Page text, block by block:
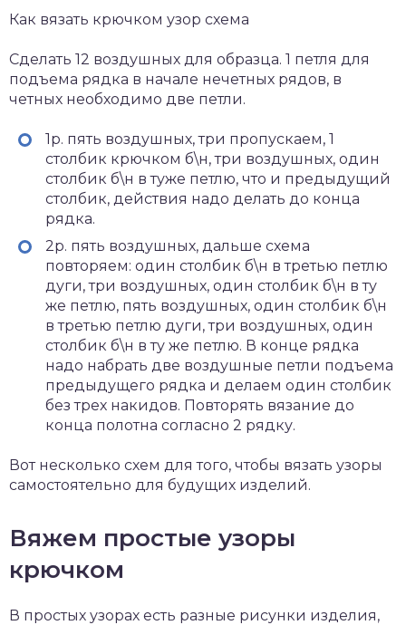
Как вязать крючком узор схема
Сделать 12 воздушных для образца. 1 петля для
подъема рядка в начале нечетных рядов, в
четных необходимо две петли.
1р. пять воздушных, три пропускаем, 1
столбик крючком б\н, три воздушных, один
столбик б\н в туже петлю, что и предыдущий
столбик, действия надо делать до конца
рядка.
2р. пять воздушных, дальше схема
повторяем: один столбик б\н в третью петлю
дуги, три воздушных, один столбик б\н в ту
же петлю, пять воздушных, один столбик б\н
в третью петлю дуги, три воздушных, один
столбик б\н в ту же петлю. В конце рядка
надо набрать две воздушные петли подъема
предыдущего рядка и делаем один столбик
без трех накидов. Повторять вязание до
конца полотна согласно 2 рядку.
Вот несколько схем для того, чтобы вязать узоры
самостоятельно для будущих изделий.
Вяжем простые узоры
крючком
В простых узорах есть разные рисунки изделия,